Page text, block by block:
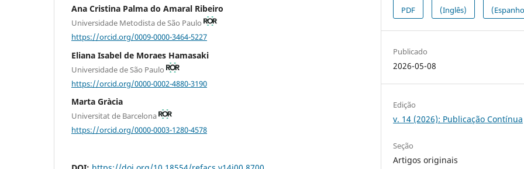
Ana Cristina Palma do Amaral Ribeiro
Universidade Metodista de São Paulo
https://orcid.org/0009-0000-3464-5227
Eliana Isabel de Moraes Hamasaki
Universidade de São Paulo
https://orcid.org/0000-0002-4880-3190
Marta Gràcia
Universitat de Barcelona
https://orcid.org/0000-0003-1280-4578
PDF
(Inglês)
Publicado
2026-05-08
Edição
v. 14 (2026): Publicação Contínua
Seção
Artigos originais